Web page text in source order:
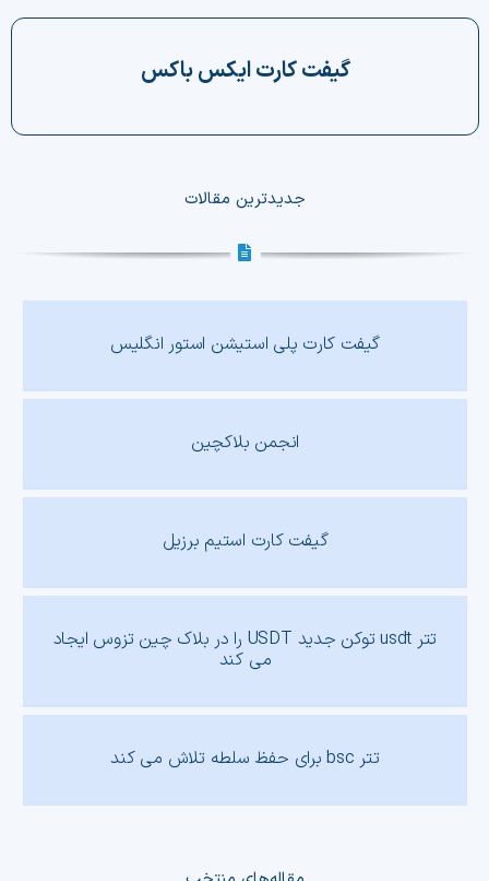
فیلتر ارزهای دیجیتال
دسته‌بندی ارزها
گیفت کارت ایکس باکس
جدیدترین مقالات
گیفت کارت پلی استیشن استور انگلیس
انجمن بلاکچین
گیفت کارت استیم برزیل
تتر usdt توکن جدید USDT را در بلاک چین تزوس ایجاد
می کند
تتر bsc برای حفظ سلطه تلاش می کند